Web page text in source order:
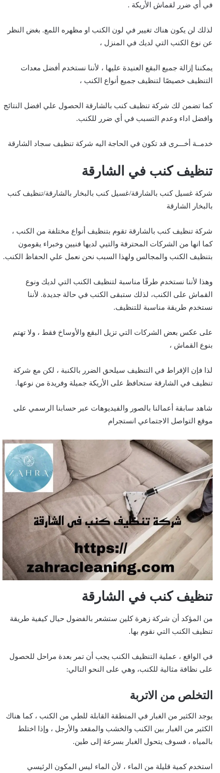
في أي ضرر لقماش الأريكة .
لذلك لن يكون هناك تغيير في لون الكنب او مظهره اللمع. بغض النظر
عن نوع الكنب التي لديك في المنزل ،
يمكننا إزالة جميع البقع العنيدة عليها ، لأننا نستخدم أفضل معدات
التنظيف خصيصًا لتنظيف جميع أنواع الكنب ،
كما تضمن لك شركة تنظيف كنب بالشارقة الحصول علي افضل النتائج
وافضل اداء وعدم التسبب في أي ضرر للكنب.
خدمــة أخـــرى قد تكون في الحاجة اليه شركة تنظيف سجاد الشارقة
تنظيف كنب في الشارقة
شركة غسيل كنب بالشارقة/غسيل كنب بالبخار بالشارقة/تنظيف كنب
بالبخار الشارقة
شركة تنظيف كنب بالشارقة تقوم بتنظيف أنواع مختلفة من الكنب ،
كما انها من الشركات المحترفة والتيي لديها فنيين وخبراء يقومون
بتنظيف الكنب والمجالس ولهذا السبب نحن نعمل علي الحفاظ الكنب.
وهذا لأننا نستخدم طرقًا مناسبة لتنظيف الكنب التي لديك ونوع
القماش على الكنب، لذلك ستبقى الكنب في حالة جديدة. لأننا
نستخدم طريقة مناسبة للتنظيف.
على عكس بعض الشركات التي تزيل البقع والأوساخ فقط ، ولا تهتم
بنوع القماش ،
لذا فإن الإفراط في التنظيف سيلحق الضرر بالكنبة ، لكن مع شركة
تنظيف في الشارقة ستحافظ على الأريكة جميلة وفريدة من نوعها.
شاهد سابقة أعمالنا بالصور والفيديوهات عبر حسابنا الرسمي على
موقع التواصل الاجتماعي انستجرام
تنظيف كنب في الشارقة
من المؤكد أن شركة زهرة كلين ستشعر بالفضول حيال كيفية طريقة
تنظيف الكنب التي نقوم بها.
في الواقع ، عملية التنظيف الكنب يجب أن تمر بعدة مراحل للحصول
على نظافة مثالية للكنب، وهي على النحو التالي:
التخلص من الاتربة
يوجد الكثير من الغبار في المنطقة القابلة للطي من الكنب ، كما هناك
الكثير من الغبار بين الكنب والخشب والمقعد والأرجل ، وإذا اختلط
بالمياه ، فسوف يتحول الغبار بسرعة إلى طين.
استخدم كمية قليلة من الماء ، لأن الماء ليس المكون الرئيسي